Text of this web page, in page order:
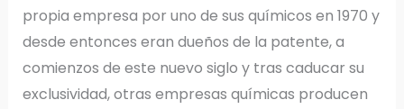
propia empresa por uno de sus químicos en 1970 y
desde entonces eran dueños de la patente, a
comienzos de este nuevo siglo y tras caducar su
exclusividad, otras empresas químicas producen